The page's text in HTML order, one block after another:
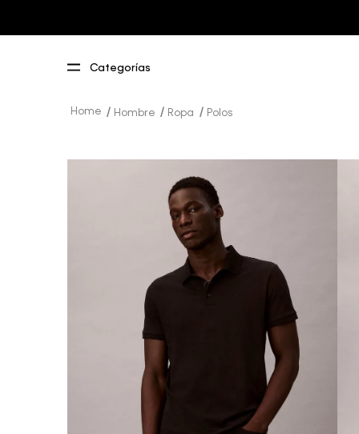
Hombre Ropa Polos